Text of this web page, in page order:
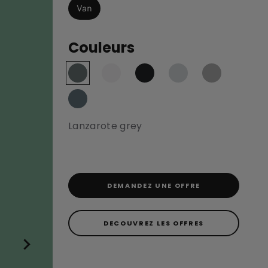
Van
Couleurs
Lanzarote grey
DEMANDEZ UNE OFFRE
DECOUVREZ LES OFFRES